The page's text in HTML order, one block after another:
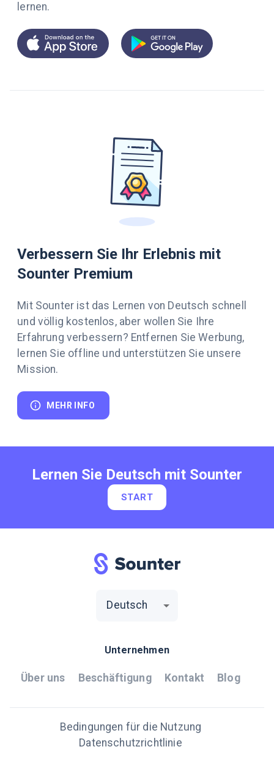
lernen.
Verbessern Sie Ihr Erlebnis mit
Sounter Premium
Mit Sounter ist das Lernen von Deutsch schnell
und völlig kostenlos, aber wollen Sie Ihre
Erfahrung verbessern? Entfernen Sie Werbung,
lernen Sie offline und unterstützen Sie unsere
Mission.
MEHR INFO
Lernen Sie Deutsch mit Sounter
START
Deutsch
Unternehmen
Über uns Beschäftigung Kontakt Blog
Bedingungen für die Nutzung
Datenschutzrichtlinie